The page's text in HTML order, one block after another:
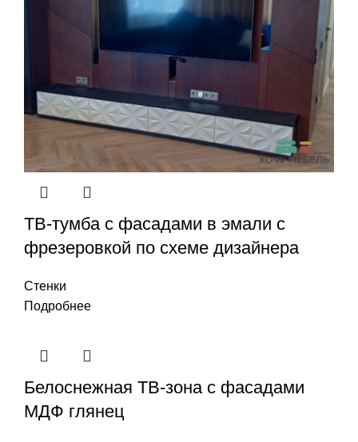
ТВ-тумба с фасадами в эмали с
фрезеровкой по схеме дизайнера
Стенки
Подробнее
Белоснежная ТВ-зона с фасадами
МДФ глянец